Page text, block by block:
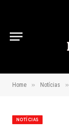
Home » Notícias »
NOTÍCIAS